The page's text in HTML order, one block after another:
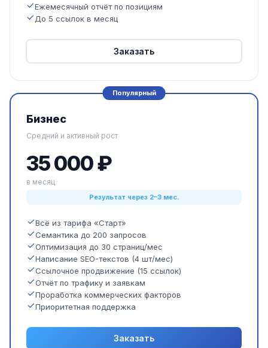
Ежемесячный отчёт по позициям
До 5 ссылок в месяц
Заказать
Популярный
Бизнес
Средний и активный рост
35 000 ₽
в месяц
Результат через 2–3 мес.
Всё из тарифа «Старт»
Семантика до 200 запросов
Оптимизация до 30 страниц/мес
Написание SEO-текстов (4 шт/мес)
Ссылочное продвижение (15 ссылок)
Отчёт по трафику и заявкам
Проработка коммерческих факторов
Приоритетная поддержка
Заказать